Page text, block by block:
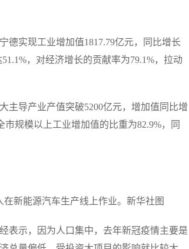
实现工业增加值1817.79亿元，同比增长
，对经济增长的贡献率为79.1%，拉动
导产业产值突破5200亿元，增加值同比增
规模以上工业增加值的比重为82.9%，同
新能源汽车生产线上作业。新华社图
示，因为人口集中，去年新冠疫情主要是